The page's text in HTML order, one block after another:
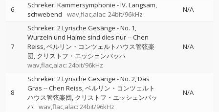
6
Schreker: Kammersymphonie - IV. Langsam,
schwebend
wav,flac,alac: 24bit/96kHz
N/A
7
Schreker: 2 Lyrische Gesänge - No. 1,
Wurzeln und Halme sind dies nur--Chen
Reiss ベルリン・コンツェルトハウス管弦楽
団 クリストフ・エッシェンバッハ
wav,flac,alac: 24bit/96kHz
N/A
8
Schreker: 2 Lyrische Gesänge - No. 2, Das
Gras --Chen Reiss ベルリン・コンツェルト
ハウス管弦楽団 クリストフ・エッシェンバッ
ハ
wav,flac,alac: 24bit/96kHz
N/A